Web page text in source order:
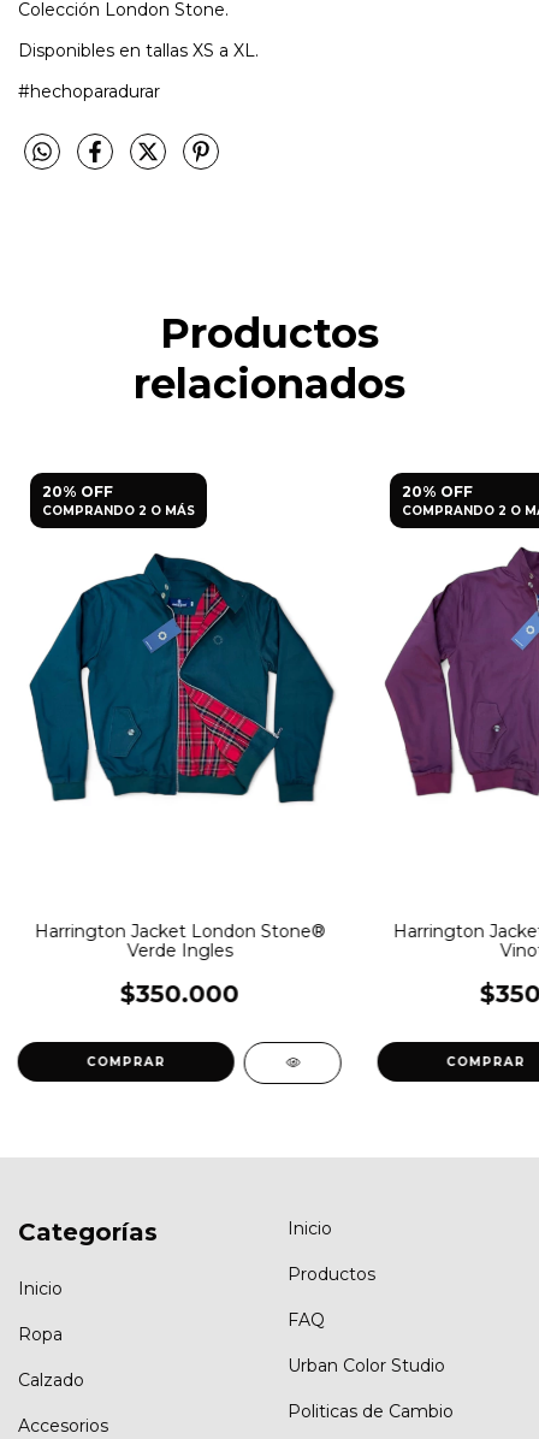
Colección London Stone.
Disponibles en tallas XS a XL.
#hechoparadurar
Productos
relacionados
20% OFF
COMPRANDO 2 O MÁS
Harrington Jacket London Stone®
Verde Ingles
$350.000
COMPRAR
20% OFF
COMPRANDO 2 O
Harrington
COMPRAR
Categorías
Inicio
Ropa
Calzado
Accesorios
Inicio
Productos
FAQ
Urban Color Studio
Politicas de Cambio